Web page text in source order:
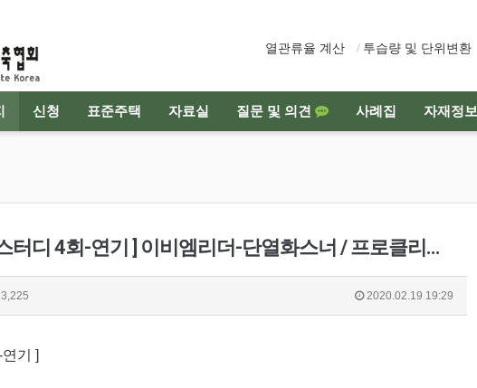
열관류율 계산
투습량 및 단위변환
신청 표준주택 자료실 질문 및 의견 사례집 자재정보
디 4회-연기 ] 이비엠리더-단열화스너 / 프로클리마-기밀 자재
3,225 2020.02.19 19:29
기 ]